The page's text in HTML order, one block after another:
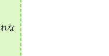
な